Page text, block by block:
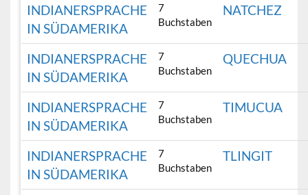
INDIANERSPRACHE
IN SÜDAMERIKA
7
Buchstaben
NATCHEZ
INDIANERSPRACHE
IN SÜDAMERIKA
7
Buchstaben
QUECHUA
INDIANERSPRACHE
IN SÜDAMERIKA
7
Buchstaben
TIMUCUA
INDIANERSPRACHE
IN SÜDAMERIKA
7
Buchstaben
TLINGIT